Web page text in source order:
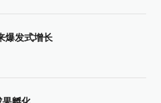
爆发式增长